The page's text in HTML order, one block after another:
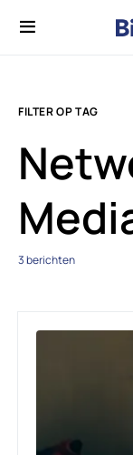
FILTER OP TAG
3 berichten